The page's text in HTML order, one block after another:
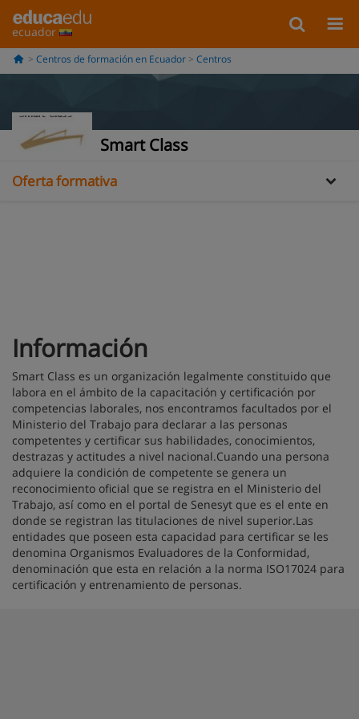
ecuador
Centros de formación en Ecuador Centros
Smart Class
Información
Oferta formativa
Información
Smart Class es un organización legalmente constituido que
labora en el ámbito de la capacitación y certificación por
competencias laborales, nos encontramos facultados por el
Ministerio del Trabajo para declarar a las personas
competentes y certificar sus habilidades, conocimientos,
destrazas y actitudes a nivel nacional.Cuando una persona
adquiere la condición de competente se genera un
reconocimiento oficial que se registra en el Ministerio del
Trabajo, así como en el portal de Senesyt que es el ente en
donde se registran las titulaciones de nivel superior.Las
entidades que poseen esta capacidad para certificar se les
denomina Organismos Evaluadores de la Conformidad,
denominación que esta en relación a la norma ISO17024 para
certificación y entrenamiento de personas.